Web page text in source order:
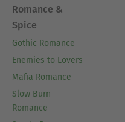
Romance &
Spice
Gothic Romance
Enemies to Lovers
Mafia Romance
Slow Burn
Romance